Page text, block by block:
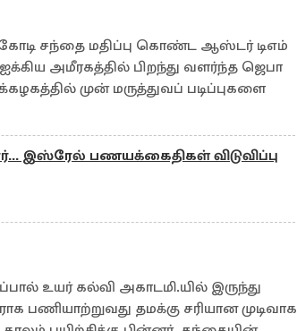
சந்தை மதிப்பு கொண்ட ஆஸ்டர் டிஎம்
அமீரகத்தில் பிறந்து வளர்ந்த ஜெபா
முன் மருத்துவப் படிப்புகளை
இஸ்ரேல் பணயக்கைதிகள் விடுவிப்பு
உயர் கல்வி அகாடமி.யில் இருந்து
பணியாற்றுவது தமக்கு சரியான முடிவாக